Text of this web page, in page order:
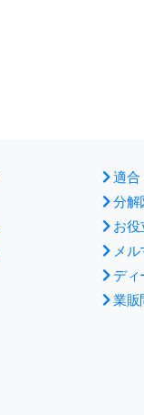
適合
分解
お役
メル
ディ
業販